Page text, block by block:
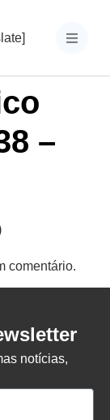
–
comentário.
notícias,